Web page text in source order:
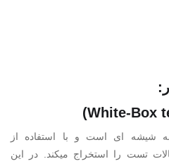
شیشه ای است و با استفاده از
تست را استخراج میکند. در این